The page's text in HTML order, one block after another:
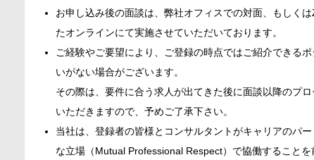
お申し込み後の面談は、弊社オフィスでの対面、もしく
たオンラインにて実施させていただいております。
ご経験やご要望により、ご登録の時点ではご紹介できる
いがない場合がございます。
その際は、要件に合う求人が出てきた後に面談以降のプ
いただきますので、予めご了承下さい。
当社は、登録者の皆様とコンサルタントがキャリアのパ
な立場（Mutual Professional Respect）で協働することを